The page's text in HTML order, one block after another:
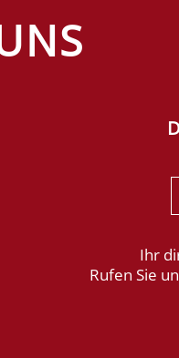
Ihr
Rufen Sie